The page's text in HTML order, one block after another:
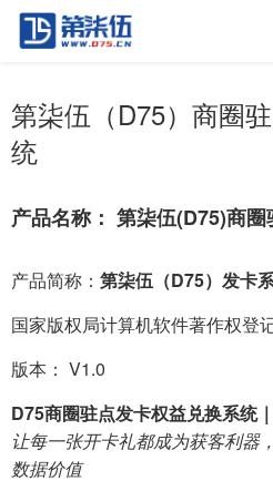
第柒伍（D75）商圈
统
产品名称： 第柒伍(D75)商
产品简称： 第柒伍（D75）发卡
国家版权局计算机软件著作权登
版本： V1.0
D75商圈驻点发卡权益兑换系统
让每一张开卡礼都成为获客利器
数据价值